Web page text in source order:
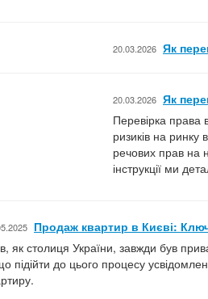
20.03.2026 Як
20.03.2026 Як
Перевірка права
ризиків на
речових прав на
інструкції ми
Продаж квартир в Києві:
як столиця України, завжди був
підійти до цього процесу